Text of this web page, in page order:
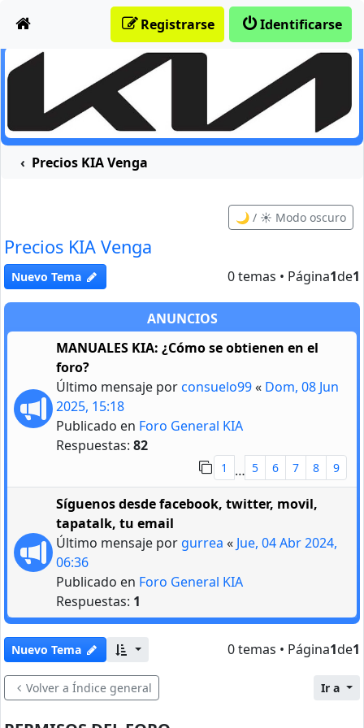
Identificarse
Registrarse
Precios KIA Venga
🌙 / ☀️ Modo oscuro
Precios KIA Venga
Nuevo Tema 0 temas • Página1de1
ANUNCIOS
MANUALES KIA: ¿Cómo se obtienen en el
foro?
Último mensaje porconsuelo99« Dom, 08 Jun
2025, 15:18
Publicado en Foro General KIA
Respuestas: 82
1 … 5 6 7 8 9
Síguenos desde facebook, twitter, movil,
tapatalk, tu email
Último mensaje por gurrea « Jue, 04 Abr 2024,
06:36
Publicado en Foro General KIA
Respuestas: 1
Nuevo Tema 0 temas • Página1de1
Volver a Índice general Ir a